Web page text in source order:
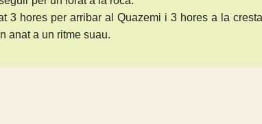
3 hores per arribar al Quazemi i 3 hores a la cresta
anat a un ritme suau.